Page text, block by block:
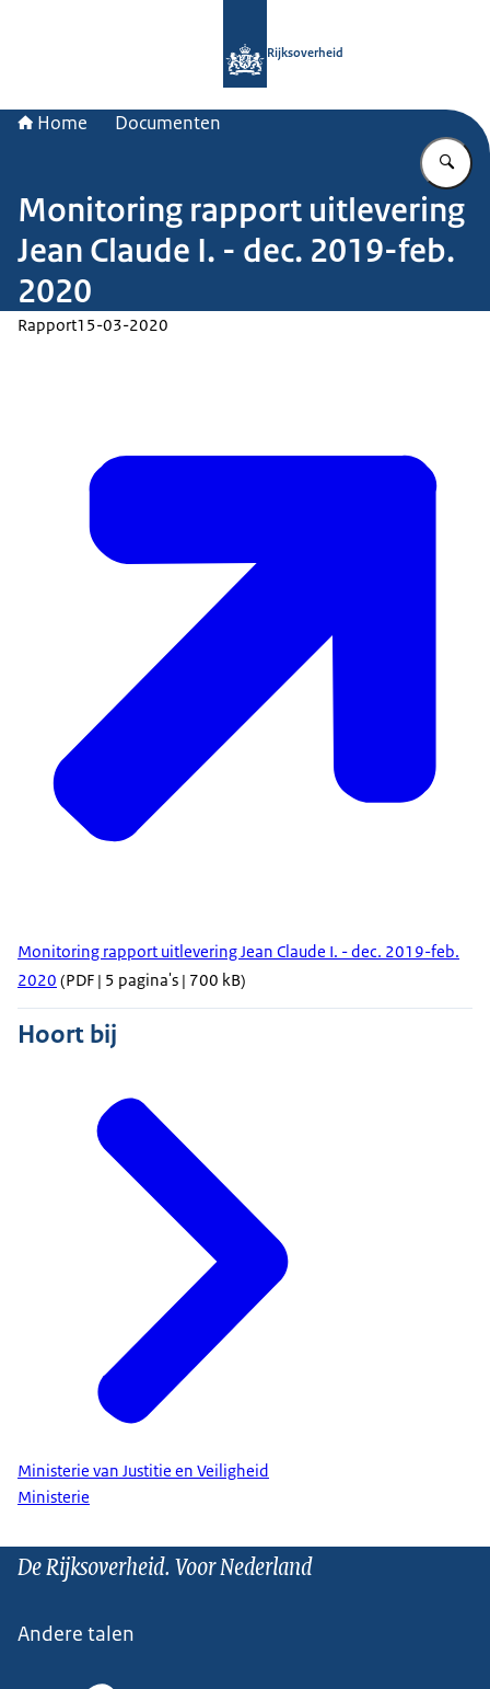
Rijksoverheid
Home Documenten
Monitoring rapport uitlevering
Jean Claude I. - dec. 2019-feb.
2020
Rapport15-03-2020
Monitoring rapport uitlevering Jean Claude I. - dec. 2019-feb.
2020 (PDF | 5 pagina's | 700 kB)
Hoort bij
Ministerie van Justitie en Veiligheid
Ministerie
De Rijksoverheid. Voor Nederland
Andere talen